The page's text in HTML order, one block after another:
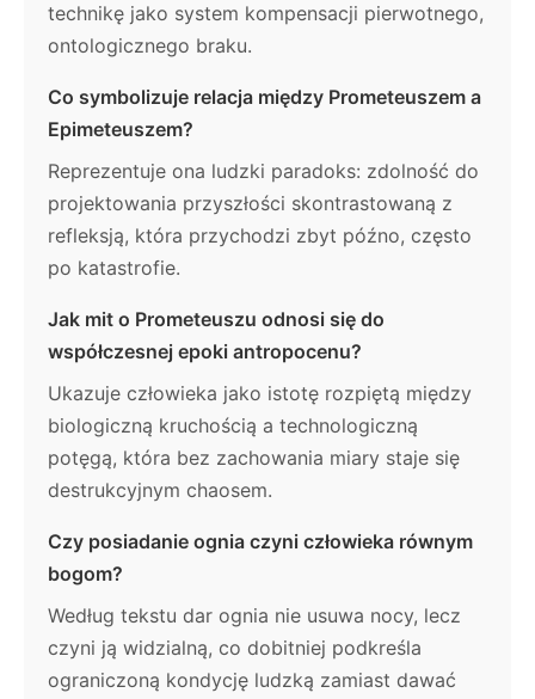
technikę jako system kompensacji pierwotnego,
ontologicznego braku.
Co symbolizuje relacja między Prometeuszem a
Epimeteuszem?
Reprezentuje ona ludzki paradoks: zdolność do
projektowania przyszłości skontrastowaną z
refleksją, która przychodzi zbyt późno, często
po katastrofie.
Jak mit o Prometeuszu odnosi się do
współczesnej epoki antropocenu?
Ukazuje człowieka jako istotę rozpiętą między
biologiczną kruchością a technologiczną
potęgą, która bez zachowania miary staje się
destrukcyjnym chaosem.
Czy posiadanie ognia czyni człowieka równym
bogom?
Według tekstu dar ognia nie usuwa nocy, lecz
czyni ją widzialną, co dobitniej podkreśla
ograniczoną kondycję ludzką zamiast dawać